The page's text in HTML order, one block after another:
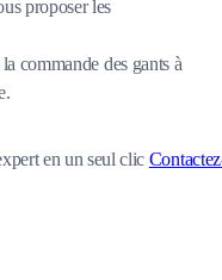
proposer les
commande des gants à
en un seul clic